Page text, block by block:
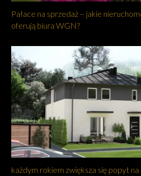
Pałace na sprzedaż – jakie
oferują biura WGN?
każdym rokiem zwiększa się popyt